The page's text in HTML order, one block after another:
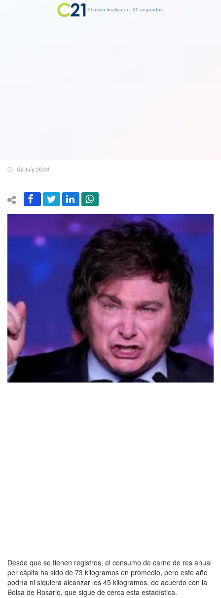
06 July 2024
Desde que se tienen registros, el consumo de carne de res anual
per cápita ha sido de 73 kilogramos en promedio, pero este año
podría ni siquiera alcanzar los 45 kilogramos, de acuerdo con la
Bolsa de Rosario, que sigue de cerca esta estadística.
El aviso finaliza en: 19 segundos.